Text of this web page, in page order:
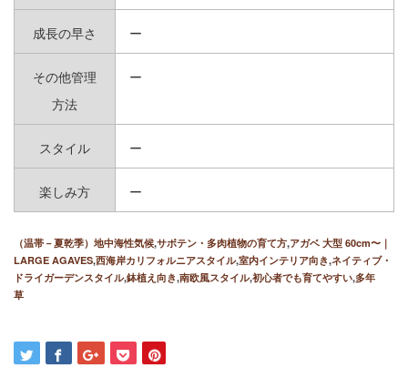
成長の早さ ー
その他管理
方法
ー
スタイル ー
楽しみ方 ー
（温帯－夏乾季）地中海性気候,サボテン・多肉植物の育て方,アガベ 大型 60cm〜｜
LARGE AGAVES,西海岸カリフォルニアスタイル,室内インテリア向き,ネイティブ・
ドライガーデンスタイル,鉢植え向き,南欧風スタイル,初心者でも育てやすい,多年
草
BLOOM SEASON